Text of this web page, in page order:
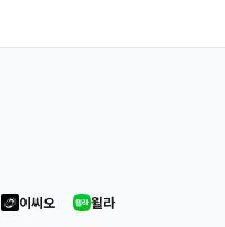
이씨오 윌라